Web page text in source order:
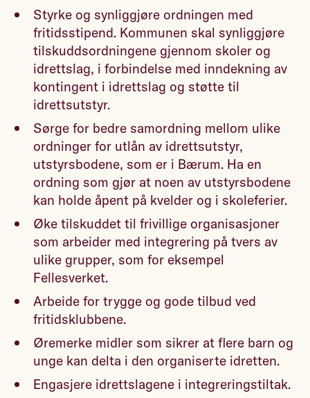
Styrke og synliggjøre ordningen med
fritidsstipend. Kommunen skal synliggjøre
tilskuddsordningene gjennom skoler og
idrettslag, i forbindelse med inndekning av
kontingent i idrettslag og støtte til
idrettsutstyr.
Sørge for bedre samordning mellom ulike
ordninger for utlån av idrettsutstyr,
utstyrsbodene, som er i Bærum. Ha en
ordning som gjør at noen av utstyrsbodene
kan holde åpent på kvelder og i skoleferier.
Øke tilskuddet til frivillige organisasjoner
som arbeider med integrering på tvers av
ulike grupper, som for eksempel
Fellesverket.
Arbeide for trygge og gode tilbud ved
fritidsklubbene.
Øremerke midler som sikrer at flere barn og
unge kan delta i den organiserte idretten.
Engasjere idrettslagene i integreringstiltak.